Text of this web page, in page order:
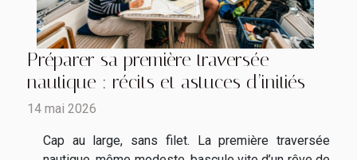
Préparer sa première traversée
nautique : récits et astuces d’initiés
14 mai 2026
Cap au large, sans filet. La première traversée